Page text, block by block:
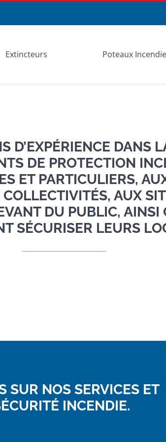
Extincteurs Poteaux Incendie
D’EXPÉRIENCE DANS
DE PROTECTION
ET PARTICULIERS,
AUX
DU PUBLIC, AINSI
SÉCURISER LEURS
SUR NOS SERVICES ET
INCENDIE.